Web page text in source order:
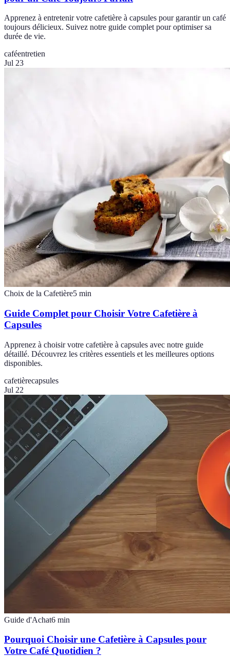
Apprenez à entretenir votre cafetière à capsules pour garantir un café
toujours délicieux. Suivez notre guide complet pour optimiser sa
durée de vie.
caféentretien
Jul 23
Choix de la Cafetière5 min
Guide Complet pour Choisir Votre Cafetière à
Capsules
Apprenez à choisir votre cafetière à capsules avec notre guide
détaillé. Découvrez les critères essentiels et les meilleures options
disponibles.
cafetièrecapsules
Jul 22
Guide d'Achat6 min
Pourquoi Choisir une Cafetière à Capsules pour
Votre Café Quotidien ?